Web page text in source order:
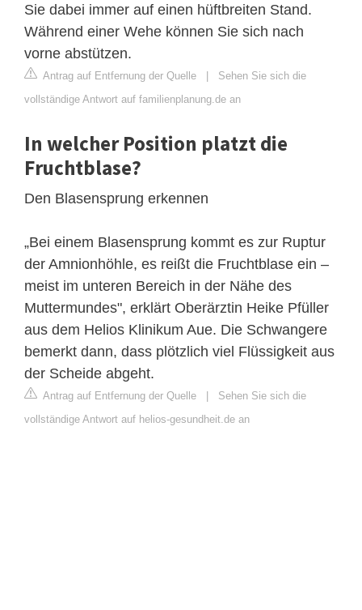
Sie dabei immer auf einen hüftbreiten Stand.
Während einer Wehe können Sie sich nach
vorne abstützen.
Antrag auf Entfernung der Quelle | Sehen Sie sich die
vollständige Antwort auf familienplanung.de an
In welcher Position platzt die
Fruchtblase?
Den Blasensprung erkennen
„Bei einem Blasensprung kommt es zur Ruptur
der Amnionhöhle, es reißt die Fruchtblase ein –
meist im unteren Bereich in der Nähe des
Muttermundes", erklärt Oberärztin Heike Pfüller
aus dem Helios Klinikum Aue. Die Schwangere
bemerkt dann, dass plötzlich viel Flüssigkeit aus
der Scheide abgeht.
Antrag auf Entfernung der Quelle | Sehen Sie sich die
vollständige Antwort auf helios-gesundheit.de an